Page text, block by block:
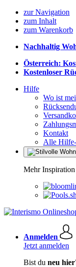
zur Navigation
zum Inhalt
zum Warenkorb
Nachhaltig
Österreich:
Kostenloser
Hilfe
Wo ist
Kontakt
Alle
Mehr Inspiration
Anmelden
Jetzt anmelden
Bist du neu